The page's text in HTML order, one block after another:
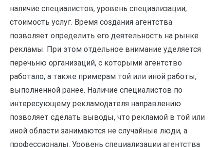
наличие специалистов, уровень специализации,
стоимость услуг. Время создания агентства
позволяет определить его деятельность на рынке
рекламы. При этом отдельное внимание уделяется
перечьню организаций, с которыми агентство
работало, а также примерам той или иной работы,
выполненной ранее. Наличие специалистов по
интересующему рекламодателя направлению
позволяет сделать выводы, что рекламой в той или
иной области занимаются не случайные люди, а
профессионалы. Уровень специализации агентства